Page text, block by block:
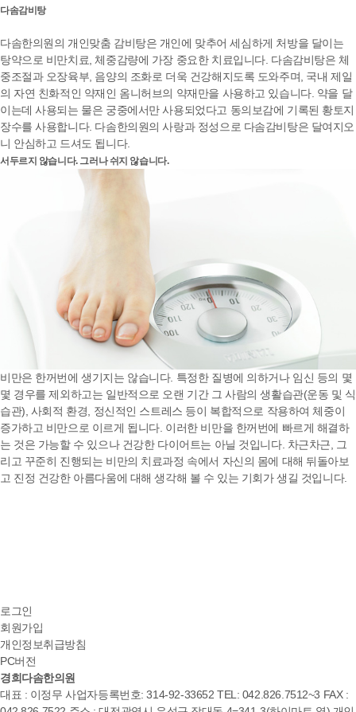
다솜감비탕
다솜한의원의 개인맞춤 감비탕은 개인에 맞추어 세심하게 처방을 달이는
탕약으로 비만치료, 체중감량에 가장 중요한 치료입니다. 다솜감비탕은 체
중조절과 오장육부, 음양의 조화로 더욱 건강해지도록 도와주며, 국내 제일
의 자연 친화적인 약재인 옴니허브의 약재만을 사용하고 있습니다. 약을 달
이는데 사용되는 물은 궁중에서만 사용되었다고 동의보감에 기록된 황토지
장수를 사용합니다. 다솜한의원의 사랑과 정성으로 다솜감비탕은 달여지오
니 안심하고 드셔도 됩니다.
서두르지 않습니다. 그러나 쉬지 않습니다.
비만은 한꺼번에 생기지는 않습니다. 특정한 질병에 의하거나 임신 등의 몇
몇 경우를 제외하고는 일반적으로 오랜 기간 그 사람의 생활습관(운동 및 식
습관), 사회적 환경, 정신적인 스트레스 등이 복합적으로 작용하여 체중이
증가하고 비만으로 이르게 됩니다. 이러한 비만을 한꺼번에 빠르게 해결하
는 것은 가능할 수 있으나 건강한 다이어트는 아닐 것입니다. 차근차근, 그
리고 꾸준히 진행되는 비만의 치료과정 속에서 자신의 몸에 대해 뒤돌아보
고 진정 건강한 아름다움에 대해 생각해 볼 수 있는 기회가 생길 것입니다.
로그인
회원가입
개인정보취급방침
PC버전
경희다솜한의원
대표 : 이정무 사업자등록번호: 314-92-33652 TEL: 042.826.7512~3 FAX :